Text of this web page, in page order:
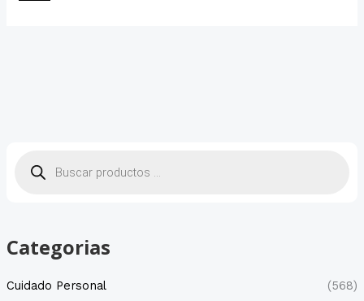
d
e
o
Categorias
Cuidado Personal
(568)